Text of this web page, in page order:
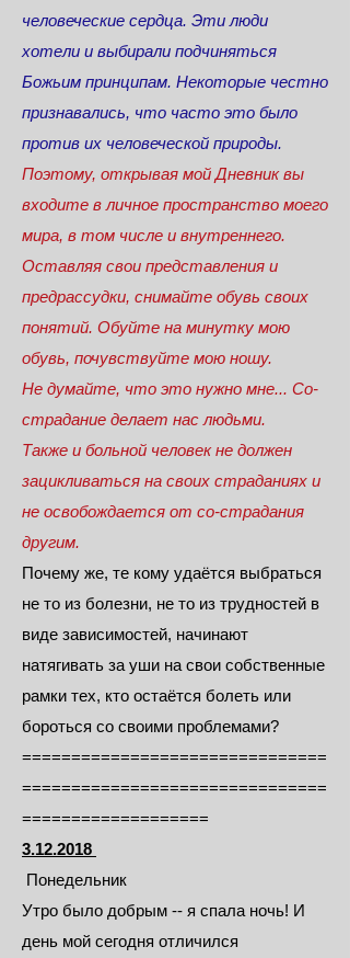
человеческие сердца. Эти люди
хотели и выбирали подчиняться
Божьим принципам. Некоторые честно
признавались, что часто это было
против их человеческой природы.
Поэтому, открывая мой Дневник вы
входите в личное пространство моего
мира, в том числе и внутреннего.
Оставляя свои представления и
предрассудки, снимайте обувь своих
понятий. Обуйте на минутку мою
обувь, почувствуйте мою ношу.
Не думайте, что это нужно мне... Со-
страдание делает нас людьми.
Также и больной человек не должен
зацикливаться на своих страданиях и
не освобождается от со-страдания
другим.
Почему же, те кому удаётся выбраться
не то из болезни, не то из трудностей в
виде зависимостей, начинают
натягивать за уши на свои собственные
рамки тех, кто остаётся болеть или
бороться со своими проблемами?
===============================
===============================
===================
3.12.2018
Понедельник
Утро было добрым -- я спала ночь! И
день мой сегодня отличился